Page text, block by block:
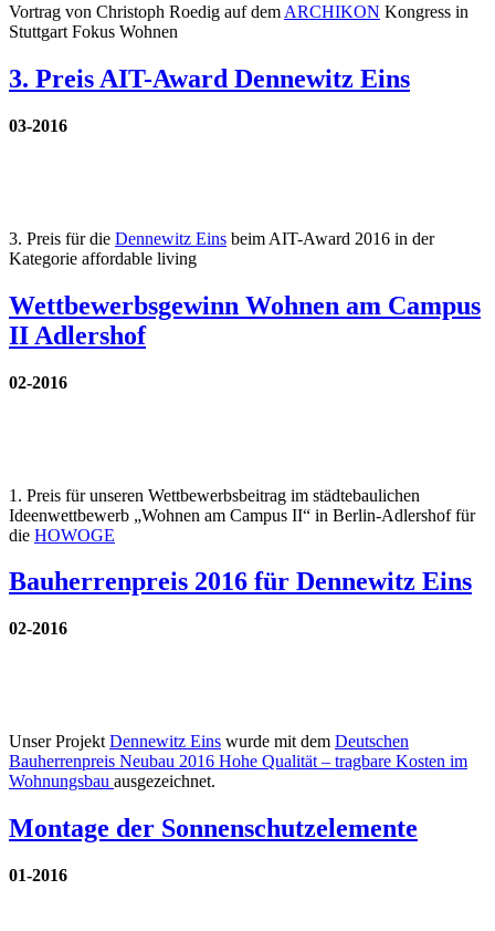
Vortrag von Christoph Roedig auf dem ARCHIKON Kongress in
Stuttgart Fokus Wohnen
3. Preis AIT-Award Dennewitz Eins
03-2016
3. Preis für die Dennewitz Eins beim AIT-Award 2016 in der
Kategorie affordable living
Wettbewerbsgewinn Wohnen am Campus
II Adlershof
02-2016
1. Preis für unseren Wettbewerbsbeitrag im städtebaulichen
Ideenwettbewerb „Wohnen am Campus II“ in Berlin-Adlershof für
die HOWOGE
Bauherrenpreis 2016 für Dennewitz Eins
02-2016
Unser Projekt Dennewitz Eins wurde mit dem Deutschen
Bauherrenpreis Neubau 2016 Hohe Qualität – tragbare Kosten im
Wohnungsbau ausgezeichnet.
Montage der Sonnenschutzelemente
01-2016